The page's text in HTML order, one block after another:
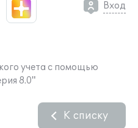
Вход
учета с помощью
8.0"
К списку